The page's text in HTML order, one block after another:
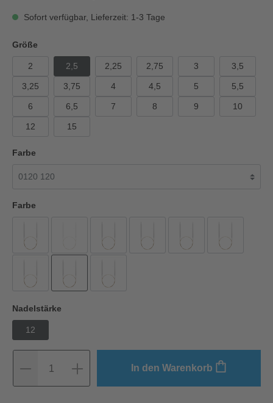
Sofort verfügbar, Lieferzeit: 1-3 Tage
Größe
2 2,5 2,25 2,75 3 3,5
3,25 3,75 4 4,5 5 5,5
6 6,5 7 8 9 10
12 15
Farbe
Farbe
Nadelstärke
12
1 In den Warenkorb